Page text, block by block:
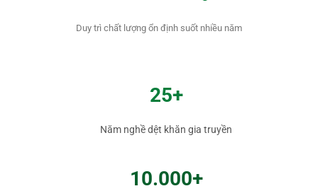
Duy trì chất lượng ổn định suốt nhiều năm
25+
Năm nghề dệt khăn gia truyền
10.000+